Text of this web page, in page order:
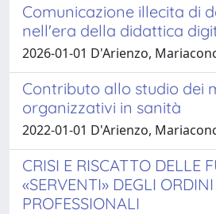
Comunicazione illecita di
nell'era della didattica
2026-01-01 D'Arienzo,
Contributo allo studio dei
organizzativi in sanità
2022-01-01 D'Arienzo,
CRISI E RISCATTO DELLE
«SERVENTI» DEGLI
PROFESSIONALI